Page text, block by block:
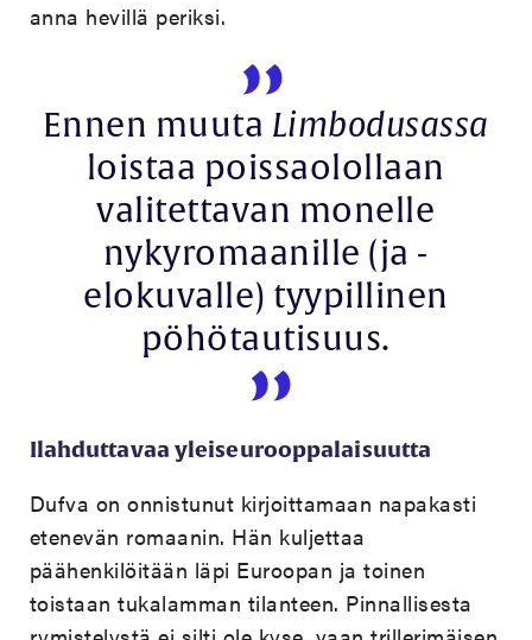
anna hevillä periksi.
Ennen muuta Limbodusassa
loistaa poissaolollaan
valitettavan monelle
nykyromaanille (ja -
elokuvalle) tyypillinen
pöhötautisuus.
Ilahduttavaa yleiseurooppalaisuutta
Dufva on onnistunut kirjoittamaan napakasti
etenevän romaanin. Hän kuljettaa
päähenkilöitään läpi Euroopan ja toinen
toistaan tukalamman tilanteen. Pinnallisesta